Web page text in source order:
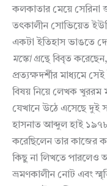
কলকাতার মেয়ে সেরিনা
তৎকালীন সোভিয়েত
একটা ইতিহাস ভাঙতে
মস্কোগ্রন্থে বিবৃত
প্রত্যক্ষদর্শীর মাধ্যমে
বিষয় নিয়ে লেখক খুররম
যেখানে উঠে এসেছে দুই
হাসনাত আব্দুল হাই
করেছিলেন তার কাজের
কিছু না লিখতে পারলেও
ভ্রমণকালীন নোট এবং